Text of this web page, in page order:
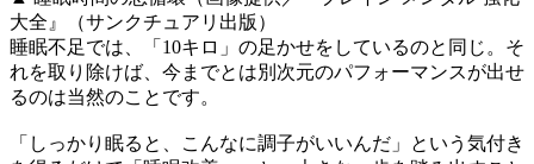
大全』（サンクチュアリ出版）
睡眠不足では、「10キロ」の足かせをしているのと同じ。そ
れを取り除けば、今までとは別次元のパフォーマンスが出せ
るのは当然のことです。
「しっかり眠ると、こんなに調子がいいんだ」という気付き